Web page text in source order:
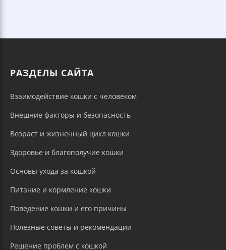
РАЗДЕЛЫ САЙТА
Взаимодействие кошки с человеком
Внешние факторы и безопасность
Возраст и жизненный цикл кошки
Здоровье и благополучие кошки
Основы ухода за кошкой
Питание и кормление кошки
Поведение кошки и его причины
Полезные советы и рекомендации
Решение проблем с кошкой